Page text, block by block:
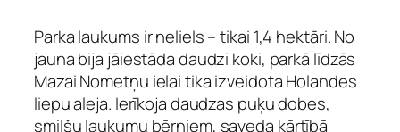
Parka laukums ir neliels – tikai 1,4 hektāri. No
jauna bija jāiestāda daudzi koki, parkā līdzās
Mazai Nometņu ielai tika izveidota Holandes
liepu aleja. Ierīkoja daudzas puķu dobes,
smilšu laukumu bērniem, saveda kārtībā